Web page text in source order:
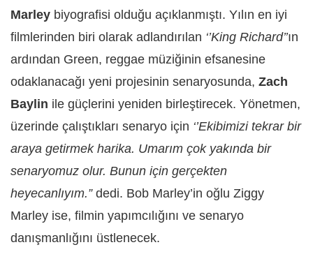
Marley biyografisi olduğu açıklanmıştı. Yılın en iyi
filmlerinden biri olarak adlandırılan ‘’King Richard’’ın
ardından Green, reggae müziğinin efsanesine
odaklanacağı yeni projesinin senaryosunda, Zach
Baylin ile güçlerini yeniden birleştirecek. Yönetmen,
üzerinde çalıştıkları senaryo için ‘’Ekibimizi tekrar bir
araya getirmek harika. Umarım çok yakında bir
senaryomuz olur. Bunun için gerçekten
heyecanlıyım.”dedi. Bob Marley’in oğlu Ziggy
Marley ise, filmin yapımcılığını ve senaryo
danışmanlığını üstlenecek.